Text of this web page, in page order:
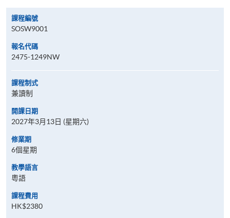
課程編號
SOSW9001
報名代碼
2475-1249NW
課程制式
兼讀制
開課日期
2027年3月13日 (星期六)
修業期
6個星期
教學語言
粵語
課程費用
HK$2380